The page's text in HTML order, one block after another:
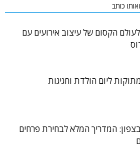
כותב
הקסום של עיצוב אירועים עם
ליום הולדת וחגיגות
המדריך המלא לבחירת פרחים